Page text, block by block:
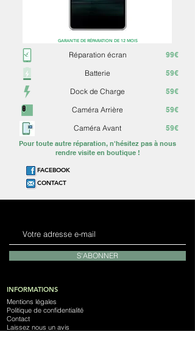
Réparation écran
Batterie
99€
59€
GARANTIE DE RÉPARATION DE 12 MOIS
FACEBOOK
Caméra Avant 59€
Caméra Arrière 59€
Dock de Charge 59€
Pour toute autre réparation, n'hésitez pas à nous
rendre visite en boutique !
CONTACT
S'ABONNER
INFORMATIONS
Mentions légales
Politique de confidentialité
Contact
Laissez nous un avis